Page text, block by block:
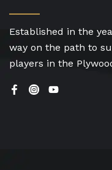
Established in the
way on the path to
players in the